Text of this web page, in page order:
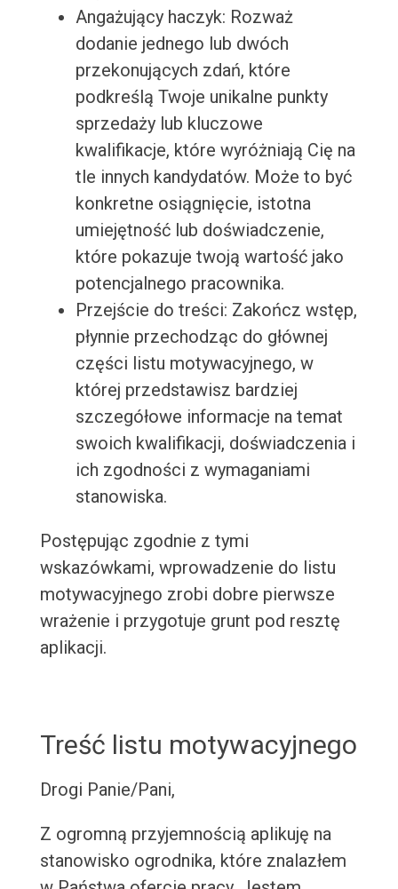
Angażujący haczyk: Rozważ
dodanie jednego lub dwóch
przekonujących zdań, które
podkreślą Twoje unikalne punkty
sprzedaży lub kluczowe
kwalifikacje, które wyróżniają Cię na
tle innych kandydatów. Może to być
konkretne osiągnięcie, istotna
umiejętność lub doświadczenie,
które pokazuje twoją wartość jako
potencjalnego pracownika.
Przejście do treści: Zakończ wstęp,
płynnie przechodząc do głównej
części listu motywacyjnego, w
której przedstawisz bardziej
szczegółowe informacje na temat
swoich kwalifikacji, doświadczenia i
ich zgodności z wymaganiami
stanowiska.
Postępując zgodnie z tymi
wskazówkami, wprowadzenie do listu
motywacyjnego zrobi dobre pierwsze
wrażenie i przygotuje grunt pod resztę
aplikacji.
Treść listu motywacyjnego
Drogi Panie/Pani,
Z ogromną przyjemnością aplikuję na
stanowisko ogrodnika, które znalazłem